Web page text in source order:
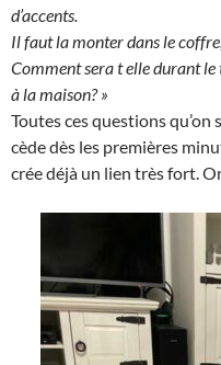
d’accents.
Il faut la monter dans le coffre,
Comment sera t elle durant
à la maison? »
Toutes ces questions
cède dès les premières
crée déjà un lien très fort.